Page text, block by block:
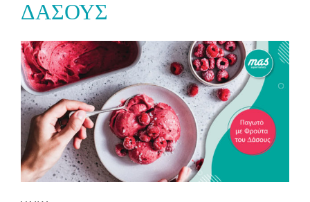
ΔΑΣΟΥΣ